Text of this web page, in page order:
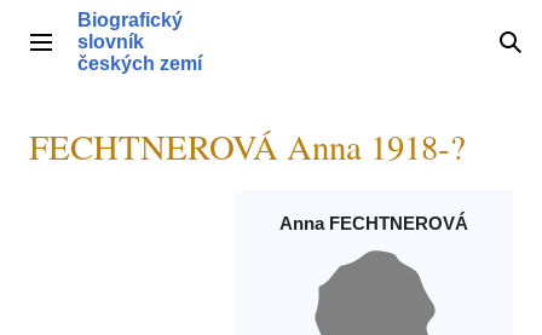
obsahHlavní menu
Biografický
slovník
českých zemí
FECHTNEROVÁ Anna 1918-?
Anna FECHTNEROVÁ